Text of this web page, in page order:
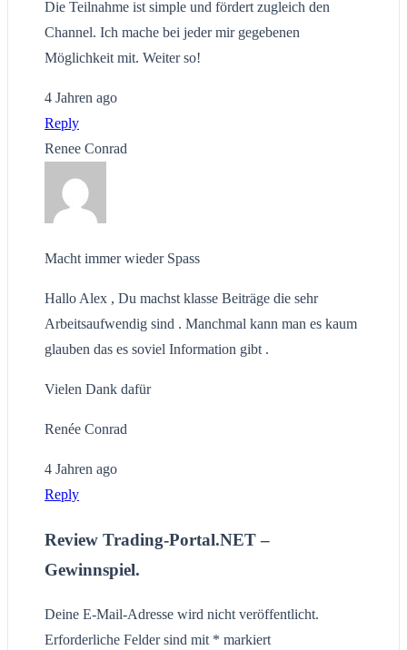
Die Teilnahme ist simple und fördert zugleich den
Channel. Ich mache bei jeder mir gegebenen
Möglichkeit mit. Weiter so!
4 Jahren ago
Reply
Renee Conrad
Macht immer wieder Spass
Hallo Alex , Du machst klasse Beiträge die sehr
Arbeitsaufwendig sind . Manchmal kann man es kaum
glauben das es soviel Information gibt .
Vielen Dank dafür
Renée Conrad
4 Jahren ago
Reply
Review Trading-Portal.NET –
Gewinnspiel.
Deine E-Mail-Adresse wird nicht veröffentlicht.
Erforderliche Felder sind mit * markiert